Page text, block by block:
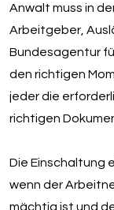
Anwalt muss in
Arbeitgeber,
Bundesagentur
den richtigen
jeder die
richtigen
Die Einschaltung
wenn der
mächtig ist und